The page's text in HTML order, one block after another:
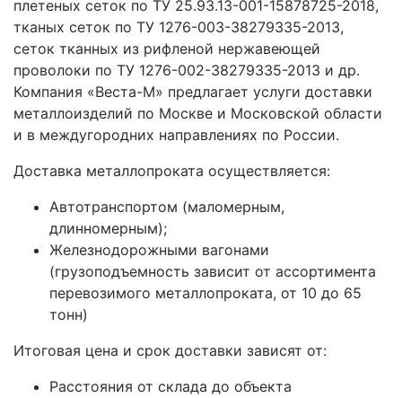
плетеных сеток по ТУ 25.93.13-001-15878725-2018,
тканых сеток по ТУ 1276-003-38279335-2013,
сеток тканных из рифленой нержавеющей
проволоки по ТУ 1276-002-38279335-2013 и др.
Компания «Веста-М» предлагает услуги доставки
металлоизделий по Москве и Московской области
и в междугородних направлениях по России.
Доставка металлопроката осуществляется:
Автотранспортом (маломерным,
длинномерным);
Железнодорожными вагонами
(грузоподъемность зависит от ассортимента
перевозимого металлопроката, от 10 до 65
тонн)
Итоговая цена и срок доставки зависят от:
Расстояния от склада до объекта